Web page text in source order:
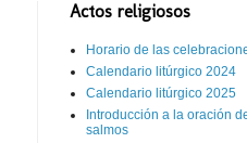
Actos religiosos
Horario de las
Calendario litúrgico 2024
Calendario litúrgico 2025
Introducción a la oración
salmos